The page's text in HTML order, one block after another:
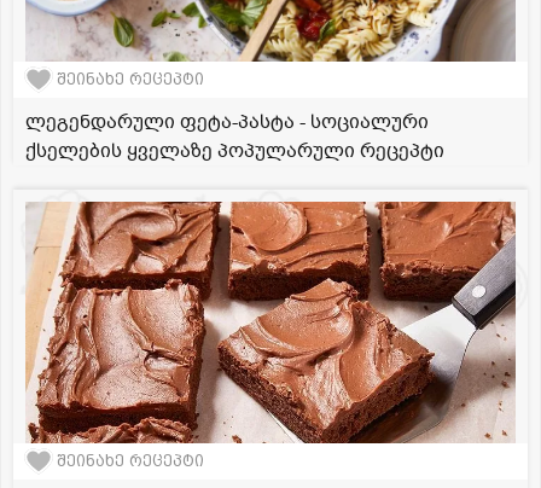
შეინახე რეცეპტი
ლეგენდარული ფეტა-პასტა - სოციალური
ქსელების ყველაზე პოპულარული რეცეპტი
შეინახე რეცეპტი